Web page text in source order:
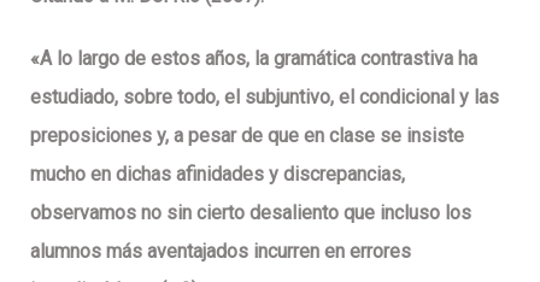
«A lo largo de estos años, la gramática contrastiva ha
estudiado, sobre todo, el subjuntivo, el condicional y las
preposiciones y, a pesar de que en clase se insiste
mucho en dichas afinidades y discrepancias,
observamos no sin cierto desaliento que incluso los
alumnos más aventajados incurren en errores